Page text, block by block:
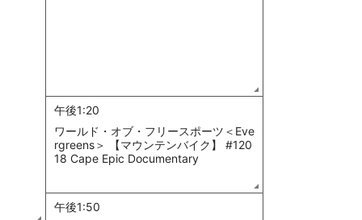
午後1:20
ワールド・オブ・フリースポーツ＜Eve
rgreens＞ 【マウンテンバイク】 #120
18 Cape Epic Documentary
午後1:50